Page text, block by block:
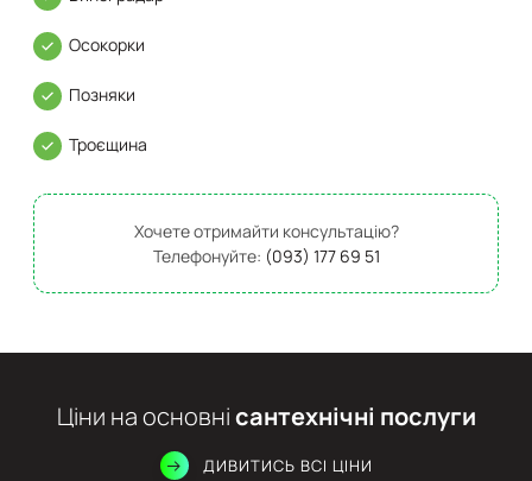
Осокорки
Позняки
Троєщина
Хочете отримайти консультацію?
Телефонуйте: (093) 177 69 51
Ціни на основнісантехнічні послуги
ДИВИТИСЬ ВСІ ЦІНИ